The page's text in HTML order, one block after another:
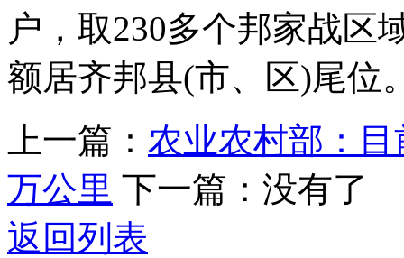
户，取230多个邦家战区
额居齐邦县(市、区)尾位
上一篇： 农业农村部：
万公里 下一篇：没有了
返回列表